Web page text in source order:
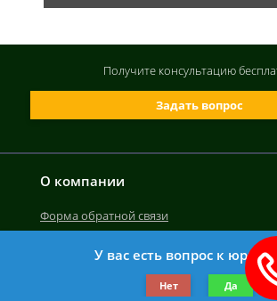
О компании
Форма обратной связи
©2019-2026 Все права защищены.
Задать вопрос
Получите консультацию
У вас есть вопрос к
Нет Да